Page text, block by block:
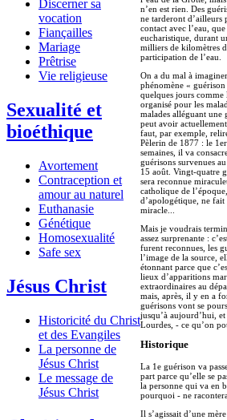
Discerner sa
vocation
Fiançailles
Mariage
Prêtrise
Vie religieuse
Sexualité et
bioéthique
Avortement
Contraception et
amour au naturel
Euthanasie
Génétique
Homosexualité
Safe sex
Jésus Christ
Historicité du Christ
et des Evangiles
La personne de
Jésus Christ
Le message de
Jésus Christ
n’en est rien. Des
ne tarderont d’ailleurs
contact avec l’eau,
eucharistique, durant
milliers de kilomètres
participation de l’eau.
On a du mal à
phénomène «
quelques jours
organisé pour les
malades alléguant une
peut avoir
faut, par exemple,
Pèlerin de 1877 : le
semaines, il va
guérisons survenues
15 août. Vingt-quatre
sera reconnue
catholique de
d’apologétique, ne
miracle...
Mais je voudrais
assez surprenante :
furent reconnues, les
l’image de la source,
étonnant parce que
lieux d’apparitions
extraordinaires au
mais, après, il y en a
guérisons vont se
jusqu’à aujourd’hui,
Lourdes, - ce qu’on
Historique
La 1e guérison va
part parce qu’elle se
la personne qui va en
pourquoi - ne
Il s’agissait d’une